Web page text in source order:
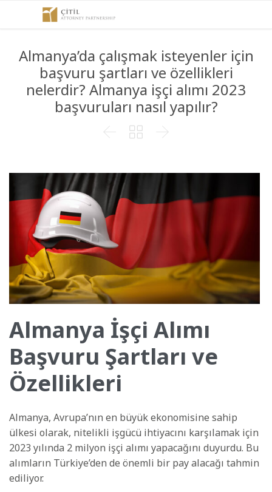
Almanya’da çalışmak isteyenler için
başvuru şartları ve özellikleri
nelerdir? Almanya işçi alımı 2023
başvuruları nasıl yapılır?
  
Almanya İşçi Alımı
Başvuru Şartları ve
Özellikleri
Almanya, Avrupa’nın en büyük ekonomisine sahip
ülkesi olarak, nitelikli işgücü ihtiyacını karşılamak için
2023 yılında 2 milyon işçi alımı yapacağını duyurdu. Bu
alımların Türkiye’den de önemli bir pay alacağı tahmin
ediliyor.